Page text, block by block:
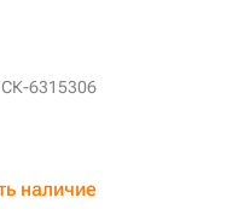
6315306
наличие